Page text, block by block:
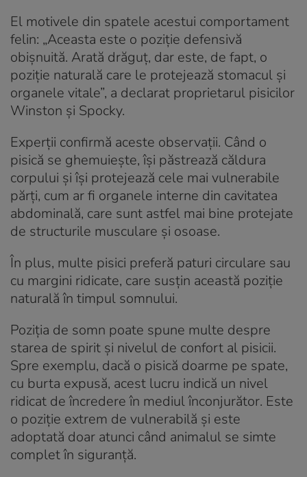
El motivele din spatele acestui comportament
felin: „Aceasta este o poziție defensivă
obișnuită. Arată drăguț, dar este, de fapt, o
poziție naturală care le protejează stomacul și
organele vitale”, a declarat proprietarul pisicilor
Winston și Spocky.
Experții confirmă aceste observații. Când o
pisică se ghemuiește, își păstrează căldura
corpului și își protejează cele mai vulnerabile
părți, cum ar fi organele interne din cavitatea
abdominală, care sunt astfel mai bine protejate
de structurile musculare și osoase.
În plus, multe pisici preferă paturi circulare sau
cu margini ridicate, care susțin această poziție
naturală în timpul somnului.
Poziția de somn poate spune multe despre
starea de spirit și nivelul de confort al pisicii.
Spre exemplu, dacă o pisică doarme pe spate,
cu burta expusă, acest lucru indică un nivel
ridicat de încredere în mediul înconjurător. Este
o poziție extrem de vulnerabilă și este
adoptată doar atunci când animalul se simte
complet în siguranță.